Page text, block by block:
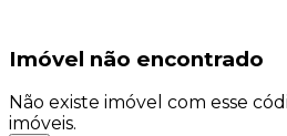
Imóvel não encontrado
Não existe imóvel com esse
imóveis.